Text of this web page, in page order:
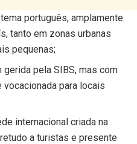
português, amplamente
tanto em zonas urbanas
pequenas;
gerida pela SIBS, mas com
para locais
internacional criada na
a turistas e presente